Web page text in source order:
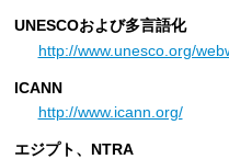
UNESCOおよび多言語化
http://www.unesco.org/
ICANN
http://www.icann.org/
エジプト、NTRA